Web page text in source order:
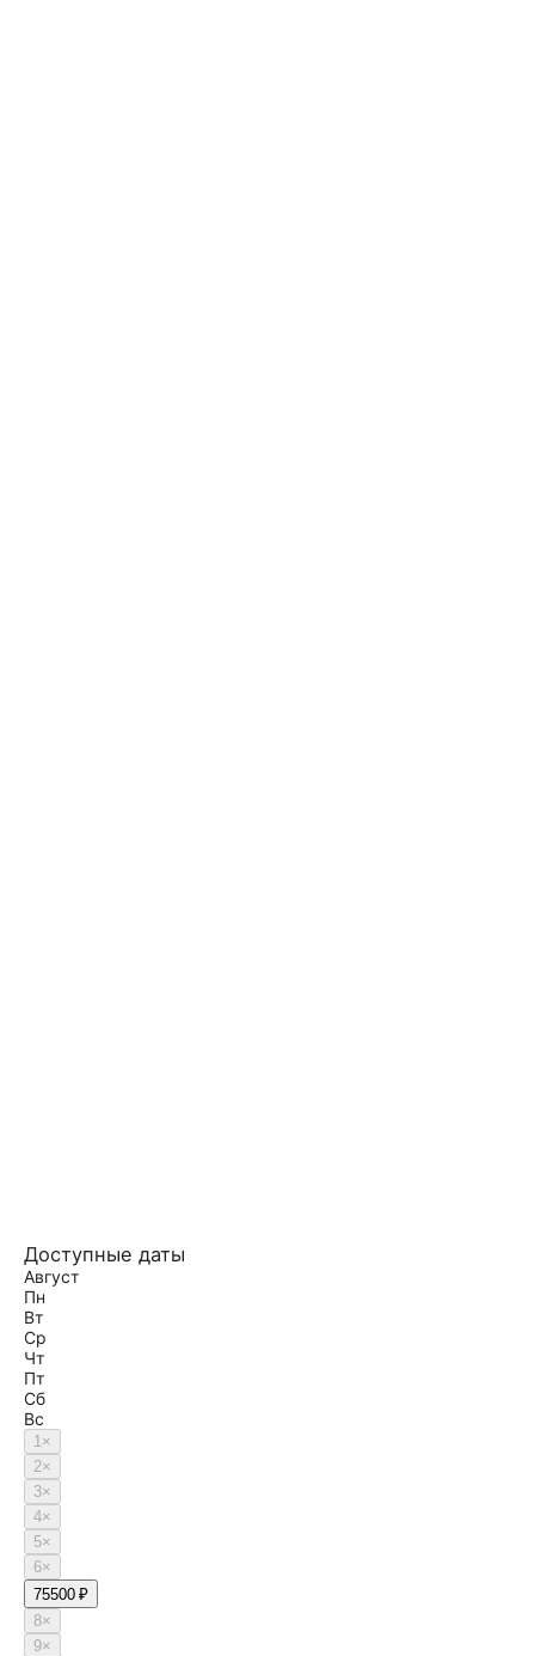
Доступные даты
Август
Пн
Вт
Ср
Чт
Пт
Сб
Вс
1×
2×
3×
4×
5×
6×
75500 ₽
8×
9×